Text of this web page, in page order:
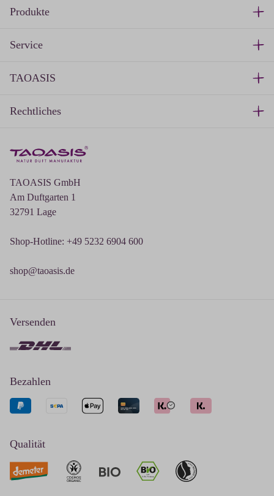
TAOASIS GmbH
Am Duftgarten 1
32791 Lage
Shop-Hotline: +49 5232 6904 600
shop@taoasis.de
Produkte
Service
TAOASIS
Rechtliches
Versenden
Bezahlen
Qualität